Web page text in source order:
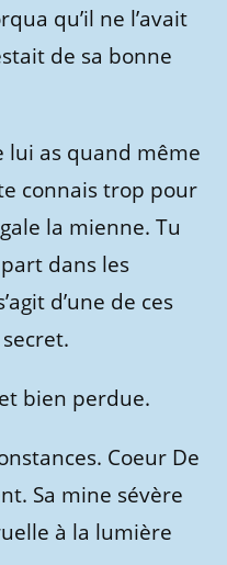
qu’il ne l’avait
de sa bonne
lui as quand même
connais trop pour
la mienne. Tu
dans les
d’une de ces
bien perdue.
Coeur De
Sa mine sévère
à la lumière